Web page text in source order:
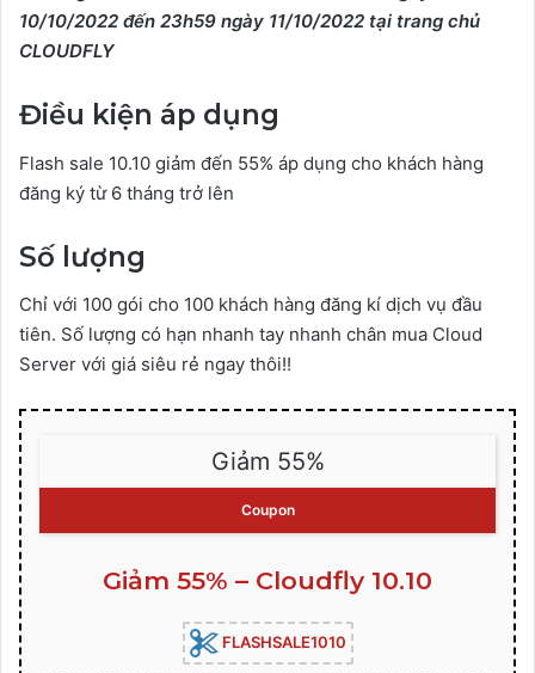
10/10/2022 đến 23h59 ngày 11/10/2022 tại trang chủ
CLOUDFLY
Điều kiện áp dụng
Flash sale 10.10 giảm đến 55% áp dụng cho khách hàng
đăng ký từ 6 tháng trở lên
Số lượng
Chỉ với 100 gói cho 100 khách hàng đăng kí dịch vụ đầu
tiên. Số lượng có hạn nhanh tay nhanh chân mua Cloud
Server với giá siêu rẻ ngay thôi!!
Giảm 55%
Coupon
Giảm 55% – Cloudfly 10.10
FLASHSALE1010